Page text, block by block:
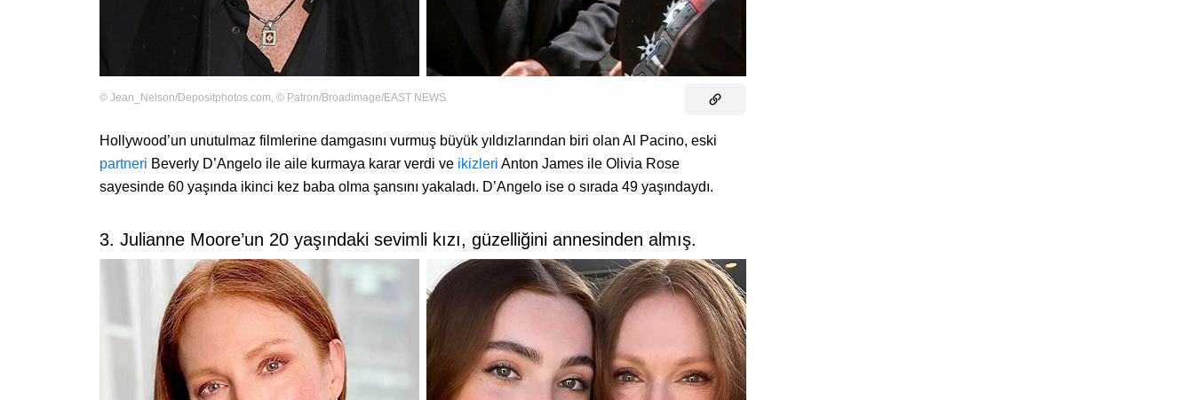
© Jean_Nelson/Depositphotos.com, © Patron/Broadimage/EAST NEWS
Hollywood’un unutulmaz filmlerine damgasını vurmuş büyük yıldızlarından biri olan Al Pacino, eski
partneri Beverly D’Angelo ile aile kurmaya karar verdi ve ikizleri Anton James ile Olivia Rose
sayesinde 60 yaşında ikinci kez baba olma şansını yakaladı. D’Angelo ise o sırada 49 yaşındaydı.
3. Julianne Moore’un 20 yaşındaki sevimli kızı, güzelliğini annesinden almış.